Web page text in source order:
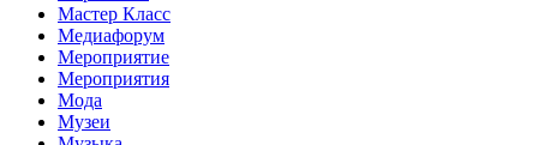
Мастер Класс
Медиафорум
Мероприятие
Мероприятия
Мода
Музеи